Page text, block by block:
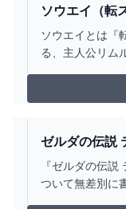
ソウエイ（転
RENOTE リノ
ソウエイとは『
る、主人公リム
オーク軍に滅
たすためにリム
配下として活躍
ゼルダの伝説
｜にしきの
『ゼルダの伝
ついて無差別に